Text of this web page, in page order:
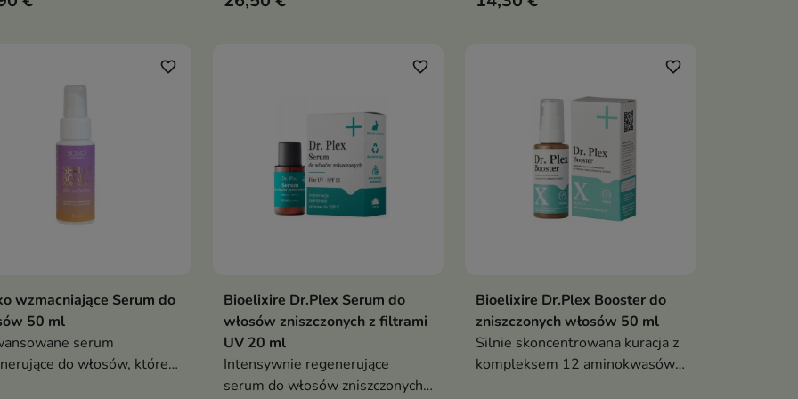
Dodaj do koszyka
favorite_border
wzmacniające Serum do
50 ml
serum
do włosów, które
Dodaj do koszyka
favorite_border
Bioelixire Dr.Plex Serum do
włosów zniszczonych z filtrami
UV 20 ml
Intensywnie regenerujące
serum do włosów zniszczonych,
Dodaj do koszyka
favorite_border
Bioelixire Dr.Plex Booster do
zniszczonych włosów 50 ml
Silnie skoncentrowana kuracja z
kompleksem 12 aminokwasów,